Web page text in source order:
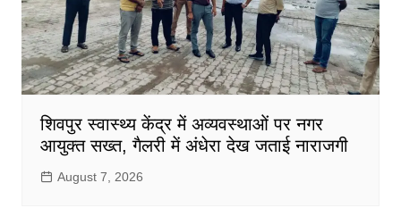
शिवपुर स्वास्थ्य केंद्र में अव्यवस्थाओं पर नगर
आयुक्त सख्त, गैलरी में अंधेरा देख जताई नाराजगी
August 7, 2026